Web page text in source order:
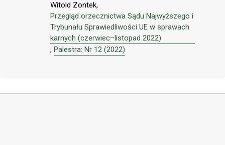
Witold Zontek,
Przegląd orzecznictwa Sądu Najwyższego i
Trybunału Sprawiedliwości UE w sprawach
karnych (czerwiec–listopad 2022)
, Palestra: Nr 12 (2022)